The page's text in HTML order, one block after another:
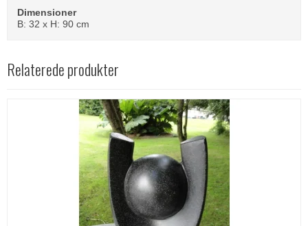
Dimensioner
B: 32 x H: 90 cm
Relaterede produkter